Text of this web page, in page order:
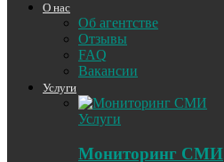
О нас
Об агентстве
Отзывы
FAQ
Вакансии
Услуги
Услуги
Мониторинг СМИ